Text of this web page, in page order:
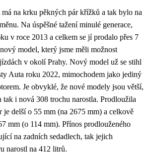
má na krku pěkných pár křížků a tak bylo na
Na úspěšné tažení minulé generace,
v roce 2013 a celkem se jí prodalo přes 7
model, který jsme měli možnost
v okolí Prahy. Nový model už se stihl
Auta roku 2022, mimochodem jako jediný
Je obvyklé, že nové modely jsou větší,
tak i nová 308 trochu narostla. Prodloužila
je delší o 55 mm (na 2675 mm) a celkově
mm (o 114 mm). Přínos prodlouženého
na zadních sedadlech, tak jejich
narostl na 412 litrů.